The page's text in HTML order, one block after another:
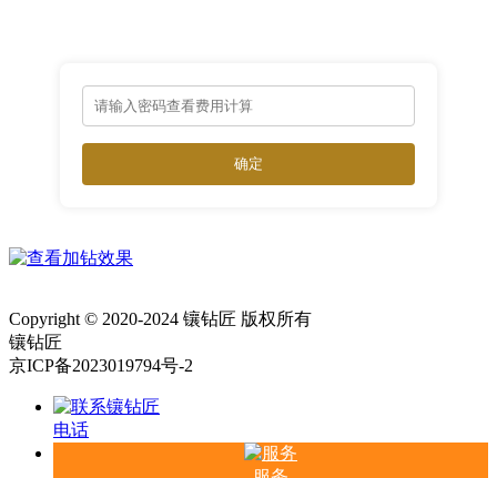
确定
Copyright © 2020-2024 镶钻匠 版权所有
镶钻匠
京ICP备2023019794号-2
电话